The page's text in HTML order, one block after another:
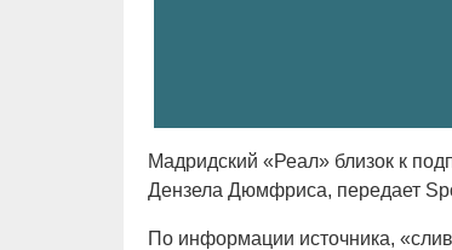
Мадридский «Реал» близок к
Дензела Дюмфриса, передает
По информации источника,